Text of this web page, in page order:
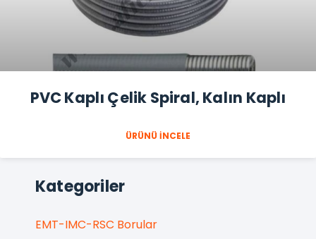
Kategoriler
EMT-IMC-RSC Borular
PVC Kaplı Çelik Spiral, Kalın Kaplı
ÜRÜNÜ İNCELE